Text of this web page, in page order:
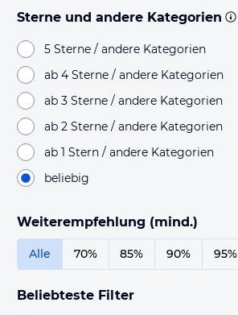
Sterne und andere Kategorien
5 Sterne / andere Kategorien
ab 4 Sterne / andere Kategorien
ab 3 Sterne / andere Kategorien
ab 2 Sterne / andere Kategorien
ab 1 Stern / andere Kategorien
beliebig
Weiterempfehlung (mind.)
Alle 70% 85% 90% 95%
Beliebteste Filter